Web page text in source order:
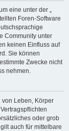
eine unter der „
Foren-Software
Community unter
keinen Einfluss auf
Sie können
Zwecke nicht
nehmen.
von Leben, Körper
oder grob
auch für mittelbare